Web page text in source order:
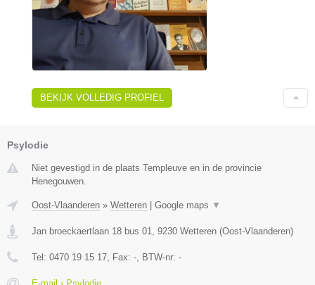
BEKIJK VOLLEDIG PROFIEL
Psylodie
Niet gevestigd in de plaats Templeuve en in de provincie
Henegouwen.
Oost-Vlaanderen » Wetteren Google maps ▼
Jan broeckaertlaan 18 bus 01, 9230 Wetteren (Oost-Vlaanderen)
Tel: 0470 19 15 17, Fax: -, BTW-nr: -